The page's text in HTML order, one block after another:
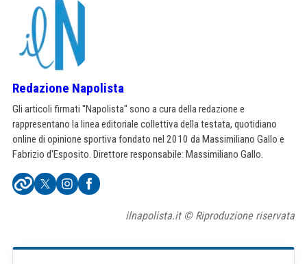
Redazione Napolista
Gli articoli firmati "Napolista" sono a cura della redazione e
rappresentano la linea editoriale collettiva della testata, quotidiano
online di opinione sportiva fondato nel 2010 da Massimiliano Gallo e
Fabrizio d'Esposito. Direttore responsabile: Massimiliano Gallo.
ilnapolista.it © Riproduzione riservata